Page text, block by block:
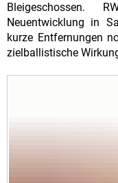
Neuentwicklung in
kurze Entfernungen
zielballistische